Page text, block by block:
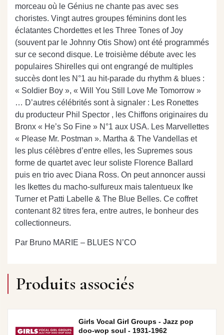
morceau où le Génius ne chante pas avec ses
choristes. Vingt autres groupes féminins dont les
éclatantes Chordettes et les Three Tones of Joy
(souvent par le Johnny Otis Show) ont été programmés
sur ce second disque. Le troisième débute avec les
populaires Shirelles qui ont engrangé de multiples
succès dont les N°1 au hit-parade du rhythm & blues :
« Soldier Boy », « Will You Still Love Me Tomorrow »
… D’autres célébrités sont à signaler : Les Ronettes
du producteur Phil Spector , les Chiffons originaires du
Bronx « He’s So Fine » N°1 aux USA. Les Marvellettes
« Please Mr. Postman ». Martha & The Vandellas et
les plus célèbres d’entre elles, les Supremes sous
forme de quartet avec leur soliste Florence Ballard
puis en trio avec Diana Ross. On peut annoncer aussi
les Ikettes du macho-sulfureux mais talentueux Ike
Turner et Patti Labelle & The Blue Belles. Ce coffret
contenant 82 titres fera, entre autres, le bonheur des
collectionneurs.
Par Bruno MARIE – BLUES N’CO
Produits associés
Girls Vocal Girl Groups - Jazz pop
doo-wop soul - 1931-1962